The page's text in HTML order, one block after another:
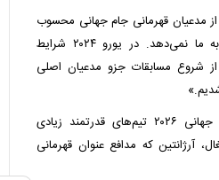
از مدعیان قهرمانی جام جهانی محسوب
می‌شود، هیچ برتری خاصی به ما نمی‌دهد. در یورو ۲۰۲۴ شرایط
شروع مسابقات جزو مدعیان اصلی
یامال همچنین گفت:«در جام جهانی ۲۰۲۶ تیم‌های قدرتمند زیادی
آرژانتین که مدافع عنوان قهرمانی